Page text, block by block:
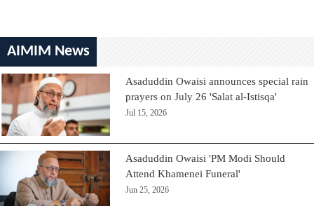
AIMIM News
Asaduddin Owaisi announces special rain
prayers on July 26 'Salat al-Istisqa'
Jul 15, 2026
Asaduddin Owaisi 'PM Modi Should
Attend Khamenei Funeral'
Jun 25, 2026